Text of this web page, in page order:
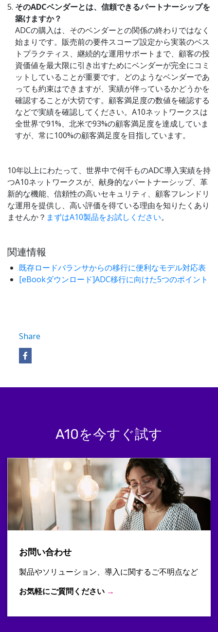
そのADCベンダーとは、信頼できるパートナーシップを
築けますか？
ADCの購入は、そのベンダーとの関係の終わりではなく
始まりです。販売前の要件スコープ設定から実装のベス
トプラクティス、継続的な運用サポートまで、顧客の投
資価値を最大限に引き出すためにベンダーが完全にコミ
ットしていることが重要です。どのようなベンダーであ
っても約束はできますが、実績が伴っているかどうかを
確認することが大切です。顧客満足度の数値を確認する
などで実績を確認してください。A10ネットワークスは
全世界で91%、北米で93%の顧客満足度を達成していま
すが、常に100%の顧客満足度を目指しています。
10年以上にわたって、世界中で何千ものADC導入実績を持
つA10ネットワークスが、献身的なパートナーシップ、革
新的な機能、信頼性の高いセキュリティ、顧客フレンドリ
な運用を提供し、高い評価を得ている理由を知りたくあり
ませんか？ まずはA10製品をお試しください。
関連情報
既存ロードバランサからの移行に便利なモデル対応表
[eBookダウンロード]ADC移行に向けた5つのポイント
Share
A10を今すぐ試す
お問い合わせ
製品やソリューション、導入に関するご不明点など
お気軽にご質問ください →